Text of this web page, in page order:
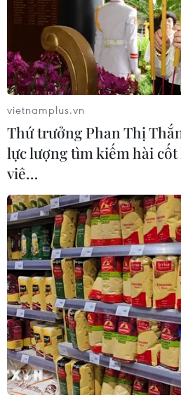
Bảo tồn, phát huy di sản
Thái cổ Sơn La
10/12/2013 02:45
Hiện Bảo tàng Sơn La đã sưu
Chữ Thái cổ được viết bằng
bút lông trên loại giấy Dó.
vietnamplus.vn
Thứ trưởng Phan Thị
lực lượng tìm kiếm hài
viê…